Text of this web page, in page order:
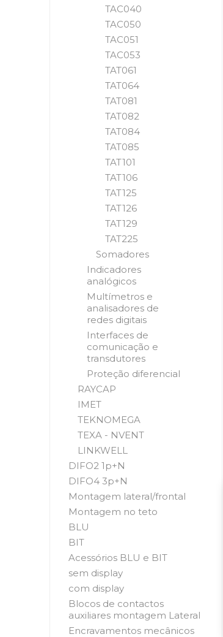
TAC040
TAC050
TAC051
TAC053
TAT061
TAT064
TAT081
TAT082
TAT084
TAT085
TAT101
TAT106
TAT125
TAT126
TAT129
TAT225
Somadores
Indicadores
analógicos
Multímetros e
analisadores de
redes digitais
Interfaces de
comunicação e
transdutores
Proteção diferencial
RAYCAP
IMET
TEKNOMEGA
TEXA - NVENT
LINKWELL
DIFO2 1p+N
DIFO4 3p+N
Montagem lateral/frontal
Montagem no teto
BLU
BIT
Acessórios BLU e BIT
sem display
com display
Blocos de contactos
auxiliares montagem Lateral
Encravamentos mecânicos